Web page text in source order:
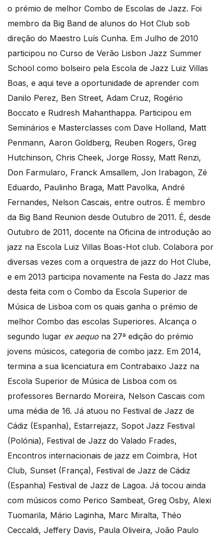
o prémio de melhor Combo de Escolas de Jazz. Foi
membro da Big Band de alunos do Hot Club sob
direção do Maestro Luís Cunha. Em Julho de 2010
participou no Curso de Verão Lisbon Jazz Summer
School como bolseiro pela Escola de Jazz Luiz Villas
Boas, e aqui teve a oportunidade de aprender com
Danilo Perez, Ben Street, Adam Cruz, Rogério
Boccato e Rudresh Mahanthappa. Participou em
Seminários e Masterclasses com Dave Holland, Matt
Penmann, Aaron Goldberg, Reuben Rogers, Greg
Hutchinson, Chris Cheek, Jorge Rossy, Matt Renzi,
Don Farmularo, Franck Amsallem, Jon Irabagon, Zé
Eduardo, Paulinho Braga, Matt Pavolka, André
Fernandes, Nelson Cascais, entre outros. É membro
da Big Band Reunion desde Outubro de 2011. É, desde
Outubro de 2011, docente na Oficina de introdução ao
jazz na Escola Luiz Villas Boas-Hot club. Colabora por
diversas vezes com a orquestra de jazz do Hot Clube,
e em 2013 participa novamente na Festa do Jazz mas
desta feita com o Combo da Escola Superior de
Música de Lisboa com os quais ganha o prémio de
melhor Combo das escolas Superiores. Alcança o
segundo lugar ex aequo na 27ª edição do prémio
jovens músicos, categoria de combo jazz. Em 2014,
termina a sua licenciatura em Contrabaixo Jazz na
Escola Superior de Música de Lisboa com os
professores Bernardo Moreira, Nelson Cascais com
uma média de 16. Já atuou no Festival de Jazz de
Cádiz (Espanha), Estarrejazz, Sopot Jazz Festival
(Polónia), Festival de Jazz do Valado Frades,
Encontros internacionais de jazz em Coimbra, Hot
Club, Sunset (França), Festival de Jazz de Cádiz
(Espanha) Festival de Jazz de Lagoa. Já tocou ainda
com músicos como Perico Sambeat, Greg Osby, Alexi
Tuomarila, Mário Laginha, Marc Miralta, Théo
Ceccaldi, Jeffery Davis, Paula Oliveira, João Paulo